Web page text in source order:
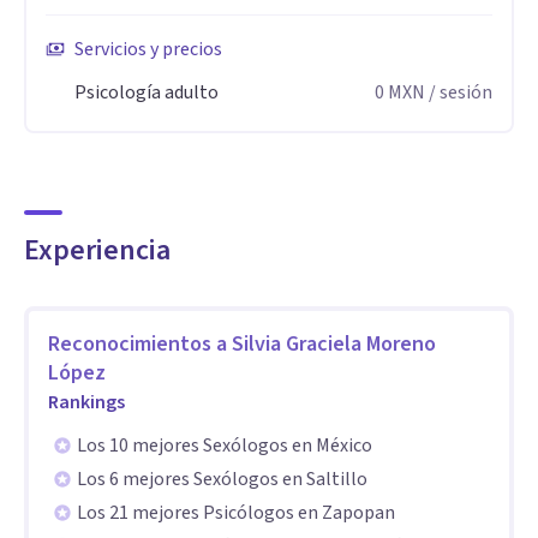
• Gestión del estrés y sobrecarga emocional
Orientado a prevenir el desgaste emocional y promover
Herramientas para la integración emocional y la
• Psicoterapia de pareja y vínculos conscientes
Promoviendo comunicación, límites saludables y relaciones
más conscientes.
• Sexualidad humana desde un enfoque integral
Servicios y precios
Psicología adulto
0 MXN / sesión
Experiencia
Reconocimientos a Silvia Graciela Moreno
López
Rankings
Los 10 mejores Sexólogos en México
Los 6 mejores Sexólogos en Saltillo
Los 21 mejores Psicólogos en Zapopan